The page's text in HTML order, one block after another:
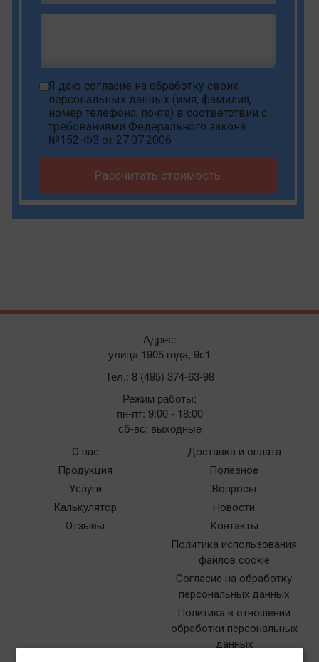
Я даю согласие на обработку своих
персональных данных (имя, фамилия,
номер телефона, почта) в соответствии с
требованиями Федерального закона
№152-ФЗ от 27.07.2006
Рассчитать стоимость
О нас
Продукция
Услуги
Калькулятор
Отзывы
Доставка и оплата
Полезное
Вопросы
Новости
Контакты
Политика использования
файлов cookie
Согласие на обработку
персональных данных
Политика в отношении
обработки персональных
данных
Адрес:
улица 1905 года, 9с1
Тел.: 8 (495) 374-63-98
Режим работы:
пн-пт: 9:00 - 18:00
сб-вс: выходные